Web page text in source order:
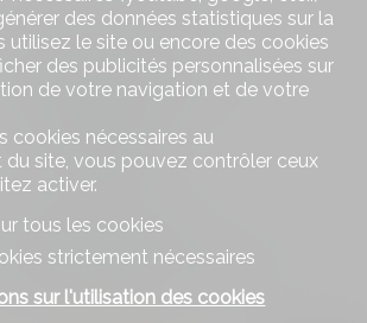
Contactez-nous
Services Immobiliers Sàrl
Rue de l'Industrie 8
1630 Bulle
Tél. 026 919 17 17
info@d-si.ch
Restez connecté
bien vous échapper, inscrivez-vous
des données statistiques sur la
utilisez le site ou encore des cookies
des publicités personnalisées sur
de votre navigation et de votre
cookies nécessaires au
site, vous pouvez contrôler ceux
activer.
tous les cookies
strictement nécessaires
sur l'utilisation des cookies